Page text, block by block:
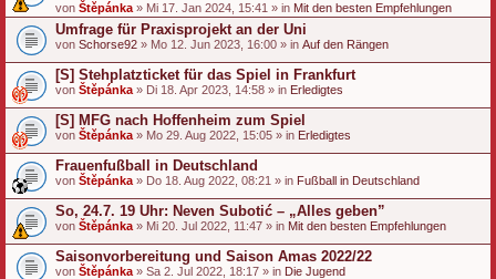
von Štěpánka » Mi 17. Jan 2024, 15:41 » in Mit den besten Empfehlungen
Umfrage für Praxisprojekt an der Uni
von Schorse92 » Mo 12. Jun 2023, 16:00 » in Auf den Rängen
[S] Stehplatzticket für das Spiel in Frankfurt
von Štěpánka » Di 18. Apr 2023, 14:58 » in Erledigtes
[S] MFG nach Hoffenheim zum Spiel
von Štěpánka » Mo 29. Aug 2022, 15:05 » in Erledigtes
Frauenfußball in Deutschland
von Štěpánka » Do 18. Aug 2022, 08:21 » in Fußball in Deutschland
So, 24.7. 19 Uhr: Neven Subotić – „Alles geben”
von Štěpánka » Mi 20. Jul 2022, 11:47 » in Mit den besten Empfehlungen
Saisonvorbereitung und Saison Amas 2022/22
von Štěpánka » Sa 2. Jul 2022, 18:17 » in Die Jugend